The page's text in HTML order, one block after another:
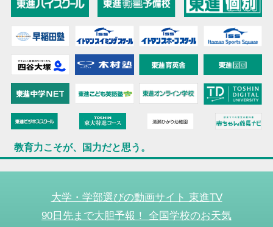
教育力こそが、国力だと思う。
大学・学部選びの動画サイト 東進TV
90日先まで大胆予報！ 全国学校のお天気